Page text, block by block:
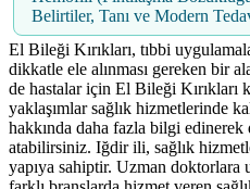
Belirtiler, Tanı ve Modern
El Bileği Kırıkları, tıbbi
dikkatle ele alınması gereken bir
de hastalar için El Bileği
yaklaşımlar sağlık hizmetlerinde
hakkında daha fazla bilgi edinerek
atabilirsiniz. Iğdir ili, sağlık
yapıya sahiptir. Uzman doktorlara